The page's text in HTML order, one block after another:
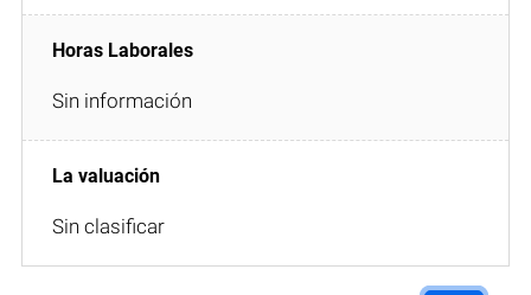
Sin información
Sin clasificar